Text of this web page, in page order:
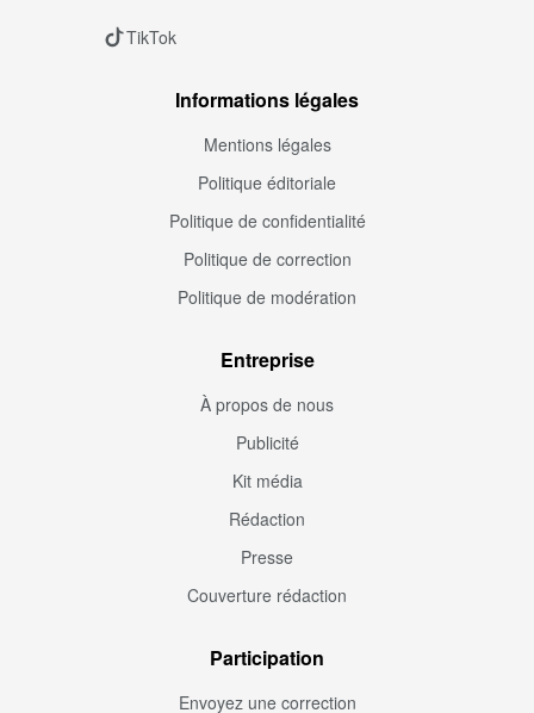
TikTok
Informations légales
Mentions légales
Politique éditoriale
Politique de confidentialité
Politique de correction
Politique de modération
Entreprise
À propos de nous
Publicité
Kit média
Rédaction
Presse
Couverture rédaction
Participation
Envoyez une correction